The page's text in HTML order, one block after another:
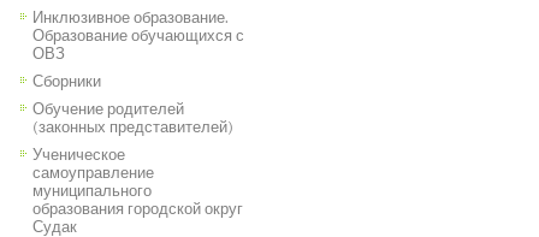
Инклюзивное образование.
Образование обучающихся с
ОВЗ
Сборники
Обучение родителей
(законных представителей)
Ученическое
самоуправление
муниципального
образования городской округ
Судак